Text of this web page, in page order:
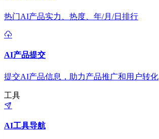
热门AI产品实力、热度、年/月/日排行
AI产品提交
提交AI产品信息，助力产品推广和用户转化
工具
AI工具导航